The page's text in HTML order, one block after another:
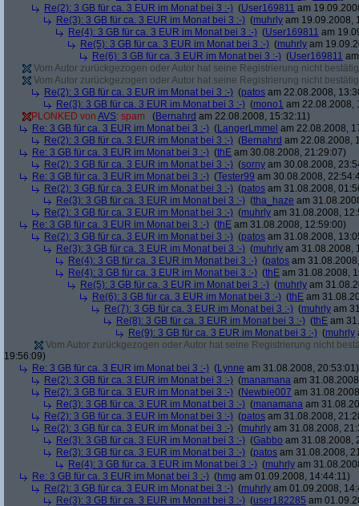
Re(2): 3 GB für ca. 3 EUR im Monat bei 3 :-) (User169811 am
Re(3): 3 GB für ca. 3 EUR im Monat bei 3 :-) (muhrly am 19.09.2008,
Re(4): 3 GB für ca. 3 EUR im Monat bei 3 :-) (User169811 am
Re(5): 3 GB für ca. 3 EUR im Monat bei 3 :-) (muhrly am
Re(6): 3 GB für ca. 3 EUR im Monat bei 3 :-) (User169811
Vom Autor zurückgezogen oder Autor hat seine Registrierung nicht
Vom Autor zurückgezogen oder Autor hat seine Registrierung nicht
Re(2): 3 GB für ca. 3 EUR im Monat bei 3 :-) (patos am 22.08.2008,
Re(3): 3 GB für ca. 3 EUR im Monat bei 3 :-) (mono1 am 22.08.2008,
PLONKED von AVS: spam (Bernahrd am 22.08.2008, 15:32:11)
Re: 3 GB für ca. 3 EUR im Monat bei 3 :-) (LangerLmmel am 22.08.2008,
Re(2): 3 GB für ca. 3 EUR im Monat bei 3 :-) (Bernahrd am 22.08.2008,
Re: 3 GB für ca. 3 EUR im Monat bei 3 :-) (thE am 30.08.2008, 21:29:07)
Re(2): 3 GB für ca. 3 EUR im Monat bei 3 :-) (sorny am 30.08.2008,
Re: 3 GB für ca. 3 EUR im Monat bei 3 :-) (Tester99 am 30.08.2008,
Re(2): 3 GB für ca. 3 EUR im Monat bei 3 :-) (patos am 31.08.2008,
Re(3): 3 GB für ca. 3 EUR im Monat bei 3 :-) (tha_haze am
Re(2): 3 GB für ca. 3 EUR im Monat bei 3 :-) (muhrly am 31.08.2008,
Re: 3 GB für ca. 3 EUR im Monat bei 3 :-) (thE am 31.08.2008, 12:59:00)
Re(2): 3 GB für ca. 3 EUR im Monat bei 3 :-) (patos am 31.08.2008,
Re(3): 3 GB für ca. 3 EUR im Monat bei 3 :-) (muhrly am 31.08.2008,
Re(4): 3 GB für ca. 3 EUR im Monat bei 3 :-) (patos am
Re(4): 3 GB für ca. 3 EUR im Monat bei 3 :-) (thE am 31.08.2008,
Re(5): 3 GB für ca. 3 EUR im Monat bei 3 :-) (muhrly am
Re(6): 3 GB für ca. 3 EUR im Monat bei 3 :-) (thE am
Re(7): 3 GB für ca. 3 EUR im Monat bei 3 :-) (muhrly am
Re(8): 3 GB für ca. 3 EUR im Monat bei 3 :-) (thE am
Re(9): 3 GB für ca. 3 EUR im Monat bei 3 :-) (muhrly
Vom Autor zurückgezogen oder Autor hat seine Registrierung nicht
19:56:09)
Re: 3 GB für ca. 3 EUR im Monat bei 3 :-) (Lynne am 31.08.2008, 20:53:01)
Re(2): 3 GB für ca. 3 EUR im Monat bei 3 :-) (manamana am
Re(2): 3 GB für ca. 3 EUR im Monat bei 3 :-) (Newbie007 am
Re(3): 3 GB für ca. 3 EUR im Monat bei 3 :-) (manamana am
Re(2): 3 GB für ca. 3 EUR im Monat bei 3 :-) (patos am 31.08.2008,
Re(2): 3 GB für ca. 3 EUR im Monat bei 3 :-) (muhrly am 31.08.2008,
Re(3): 3 GB für ca. 3 EUR im Monat bei 3 :-) (Gabbo am 31.08.2008,
Re(3): 3 GB für ca. 3 EUR im Monat bei 3 :-) (patos am 31.08.2008,
Re(4): 3 GB für ca. 3 EUR im Monat bei 3 :-) (muhrly am
Re: 3 GB für ca. 3 EUR im Monat bei 3 :-) (hmg am 01.09.2008, 14:44:11)
Re(2): 3 GB für ca. 3 EUR im Monat bei 3 :-) (muhrly am 01.09.2008,
Re(3): 3 GB für ca. 3 EUR im Monat bei 3 :-) (user182285 am